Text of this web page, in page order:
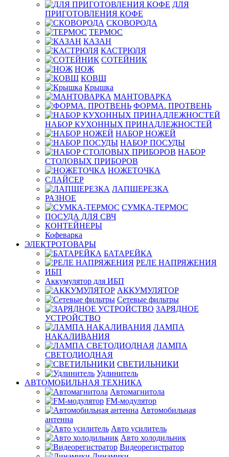
ДЛЯ
ПРИГОТОВЛЕНИЯ КОФЕ
СКОВОРОДА
ТЕРМОС
КАЗАН
КАСТРЮЛЯ
СОТЕЙНИК
НОЖ
КОВШ
Крышка
МАНТОВАРКА
ФОРМА. ПРОТВЕНЬ
НАБОР КУХОННЫХ ПРИНАДЛЕЖНОСТЕЙ
НАБОР НОЖЕЙ
НАБОР ПОСУДЫ
НАБОР
СТОЛОВЫХ ПРИБОРОВ
НОЖЕТОЧКА
СЛАЙСЕР
ЛАПШЕРЕЗКА
РАЗНОЕ
СУМКА-ТЕРМОС
ПОСУДА ДЛЯ СВЧ
КОНТЕЙНЕРЫ
Кофеварка
ЭЛЕКТРОТОВАРЫ
БАТАРЕЙКА
РЕЛЕ НАПРЯЖЕНИЯ
ИБП
Аккумулятор для ИБП
АККУМУЛЯТОР
Сетевые фильтры
ЗАРЯДНОЕ
УСТРОЙСТВО
ЛАМПА
НАКАЛИВАНИЯ
ЛАМПА
СВЕТОДИОДНАЯ
СВЕТИЛЬНИКИ
Удлинитель
АВТОМОБИЛЬНАЯ ТЕХНИКА
Автомагнитола
FM-модулятор
Автомобильная
антенна
Авто усилитель
Авто холодильник
Видеорегистратор